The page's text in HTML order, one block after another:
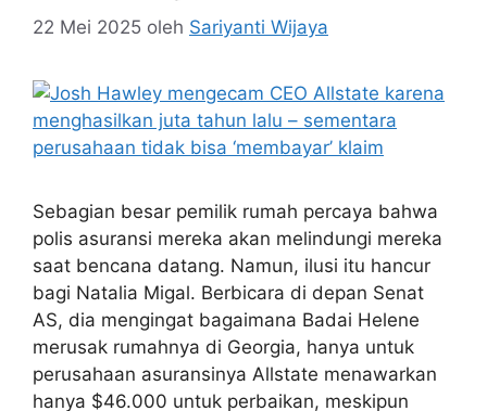
22 Mei 2025 oleh Sariyanti Wijaya
Sebagian besar pemilik rumah percaya bahwa
polis asuransi mereka akan melindungi mereka
saat bencana datang. Namun, ilusi itu hancur
bagi Natalia Migal. Berbicara di depan Senat
AS, dia mengingat bagaimana Badai Helene
merusak rumahnya di Georgia, hanya untuk
perusahaan asuransinya Allstate menawarkan
hanya $46.000 untuk perbaikan, meskipun